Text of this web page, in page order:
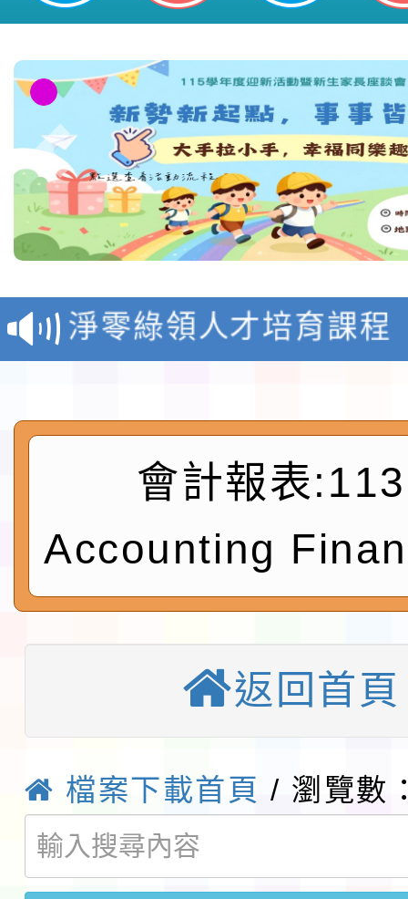
教育部校安中心白海豚
報
淨零綠領人才培育課程
檢送桃園市115學年度
及師生本土語及新住民
實施要點各1份
115年食農教育專業人
函轉國家通訊傳播委
鎮韌性（防空）演習－
速演練執行計畫」
「115年金融知識線上
本校115學年度第1學
第3次招考代課鐘點教
告(不再辦理後續甄選)
檢送「桃園市115學年
賽實施要點」1份
本市「115學年度學生
展演活動實施計畫」
請一案
教育部校安中心白海豚
報
淨零綠領人才培育課程
會計報表
Accounting
返回首頁
檔案下載首頁 / 瀏覽數